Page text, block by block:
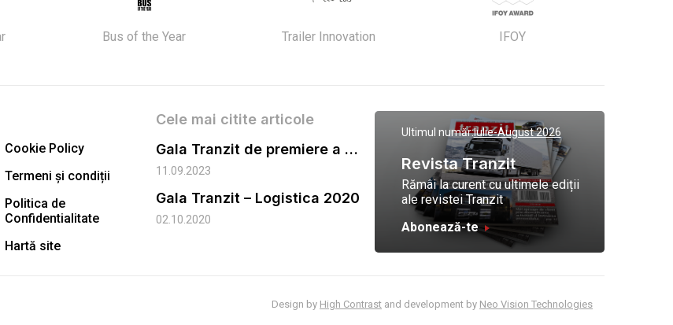
Bus of the Year Trailer Innovation IFOY
Cookie Policy
Termeni și condiții
Politica de
Confidentialitate
Hartă site
Cele mai citite articole
Gala Tranzit de premiere a celor mai eficienti operatori de transport marfa 2023
11.09.2023
Gala Tranzit – Logistica 2020
02.10.2020
Ultimul număr:Iulie-August 2026
Revista Tranzit
Rămâi la curent cu ultimele ediții
ale revistei Tranzit
Abonează-te
Design by High Contrast and development by Neo Vision Technologies